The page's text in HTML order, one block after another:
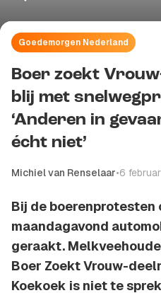
Goedemorgen Nederland
Boer zoekt
blij met
‘Anderen in
écht niet’
Michiel van Renselaar•6
Bij de boerenprotesten
maandagavond
geraakt.
Boer Zoekt Vrouw-
Koekoek is niet te